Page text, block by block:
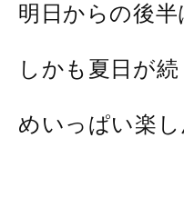
明日からの後
しかも夏日が続
めいっぱい楽